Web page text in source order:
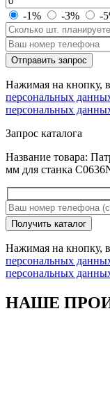
-1% -3% -
Оставьте
это
поле
пустым.
Отправить запрос
Нажимая на кнопку,
персональных
персональных
Запрос каталога
Название товара:
мм для станка
Оставьте
это
поле
пустым.
Получить каталог
Нажимая на кнопку,
персональных
персональных
НАШЕ